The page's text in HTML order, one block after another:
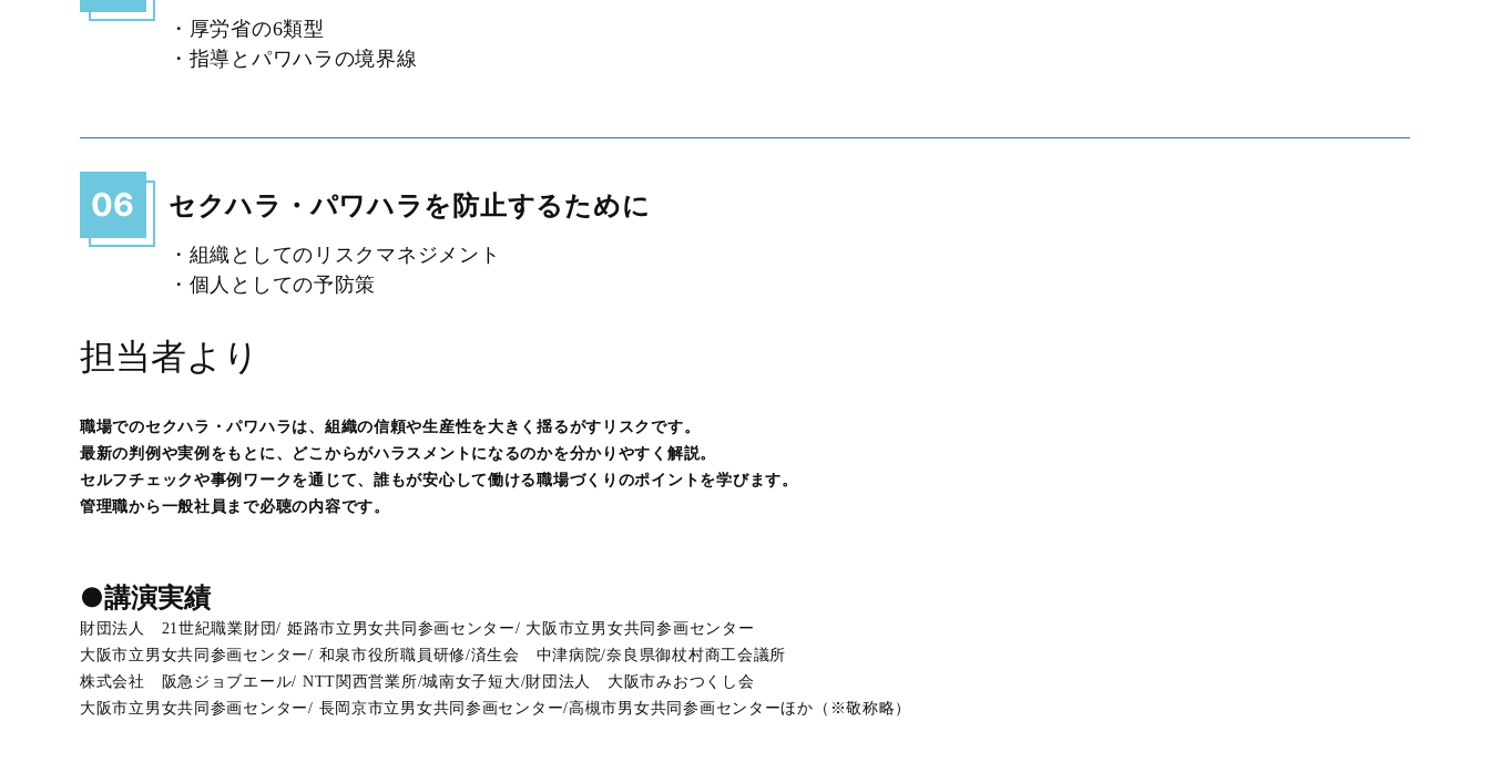
・厚労省の6類型
・指導とパワハラの境界線
06 セクハラ・パワハラを防止するために
・組織としてのリスクマネジメント
・個人としての予防策
担当者より
職場でのセクハラ・パワハラは、組織の信頼や生産性を大きく揺るがすリスクです。
最新の判例や実例をもとに、どこからがハラスメントになるのかを分かりやすく解説。
セルフチェックや事例ワークを通じて、誰もが安心して働ける職場づくりのポイントを学びます。
管理職から一般社員まで必聴の内容です。
●講演実績
財団法人 21世紀職業財団/ 姫路市立男女共同参画センター/ 大阪市立男女共同参画センター
大阪市立男女共同参画センター/ 和泉市役所職員研修/済生会 中津病院/奈良県御杖村商工会議所
株式会社 阪急ジョブエール/ NTT関西営業所/城南女子短大/財団法人 大阪市みおつくし会
大阪市立男女共同参画センター/ 長岡京市立男女共同参画センター/高槻市男女共同参画センターほか（※敬称略）